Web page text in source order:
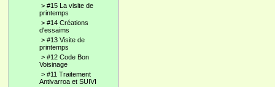
> #15 La visite de
printemps
> #14 Créations
d'essaims
> #13 Visite de
printemps
> #12 Code Bon
Voisinage
> #11 Traitement
Antivarroa et SUIVI